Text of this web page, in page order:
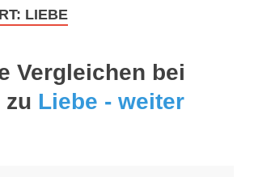
LIEBE
Vergleichen bei
zu Liebe - weiter